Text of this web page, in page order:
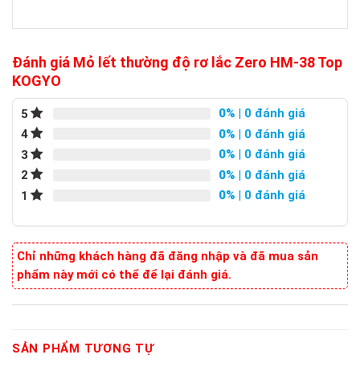
Đánh giá Mỏ lết thường độ rơ lắc Zero HM-38 Top
KOGYO
5 0% | 0 đánh giá
4
0% | 0 đánh giá
3
0% | 0 đánh giá
2
0% | 0 đánh giá
1
0% | 0 đánh giá
Chỉ những khách hàng đã đăng nhập và đã mua sản
phẩm này mới có thể để lại đánh giá.
SẢN PHẨM TƯƠNG TỰ